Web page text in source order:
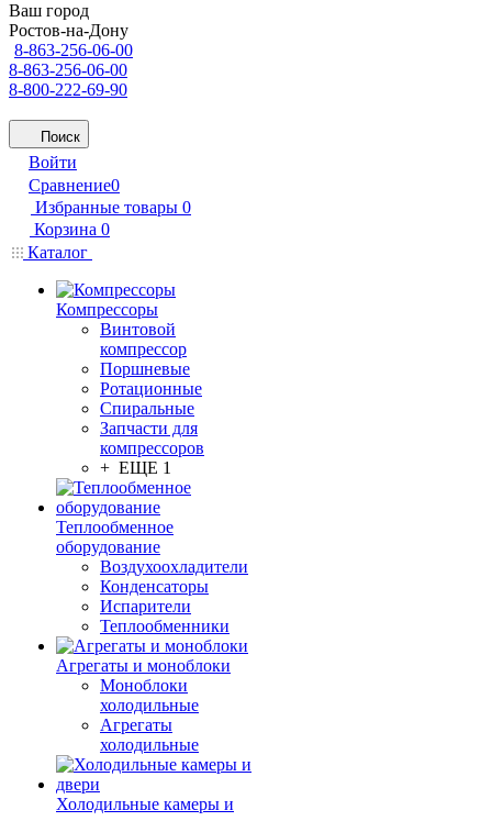
Ваш город
Ростов-на-Дону
8-863-256-06-00
8-863-256-06-00
8-800-222-69-90
Поиск
Войти
Сравнение0
Избранные товары 0
Корзина 0
Каталог
Компрессоры
Винтовой
компрессор
Поршневые
Ротационные
Спиральные
Запчасти для
компрессоров
+ ЕЩЕ 1
Теплообменное
оборудование
Воздухоохладители
Конденсаторы
Испарители
Теплообменники
Агрегаты и моноблоки
Моноблоки
холодильные
Агрегаты
холодильные
Холодильные камеры и